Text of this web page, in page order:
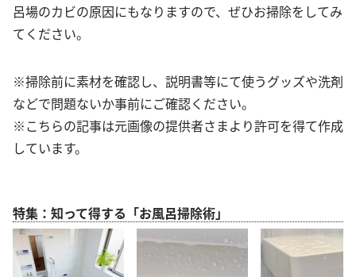
呂場のカビの原因にもなりますので、ぜひお掃除をしてみ
てください。
※掃除前に素材を確認し、説明書等にて使うグッズや洗剤
などで問題ないか事前にご確認ください。
※こちらの記事は元画像の提供者さまより許可を得て作成
しています。
特集：知って得する「お風呂掃除術」